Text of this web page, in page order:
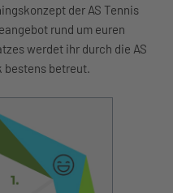
der AS Tennis
rund um euren
werdet ihr durch die AS
bestens betreut.